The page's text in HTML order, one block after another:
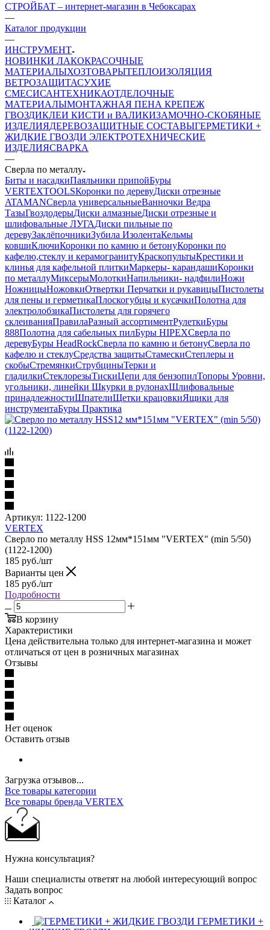
СТРОЙБАТ – интернет-магазин в Чебоксарах
—
Каталог продукции
—
ИНСТРУМЕНТ
НОВИНКИ ЛАКОКРАСОЧНЫЕ
МАТЕРИАЛЫХОЗТОВАРЫТЕПЛОИЗОЛЯЦИЯ
ВЕТРОЗАЩИТАСУХИЕ
СМЕСИСАНТЕХНИКАОТДЕЛОЧНЫЕ
МАТЕРИАЛЫМОНТАЖНАЯ ПЕНА КРЕПЕЖ
ГВОЗДИКЛЕИ КИСТИ и ВАЛИКИЗАМОЧНО-СКОБЯНЫЕ
ИЗДЕЛИЯДЕРЕВОЗАЩИТНЫЕ СОСТАВЫГЕРМЕТИКИ +
ЖИДКИЕ ГВОЗДИ ЭЛЕКТРОТЕХНИЧЕСКИЕ
ИЗДЕЛИЯСВАРКА
—
Сверла по металлу
Биты и насадкиПаяльники припойБуры
VERTEXTOOLSКоронки по деревуДиски отрезные
ATAMANСверла универсальныеВанночки Ведра
ТазыГвоздодерыДиски алмазныеДиски отрезные и
шлифовальные ЛУГАДиски пильные по
деревуЗаклёпочникиЗубила ИзолентаКельмы
ковшиКлючиКоронки по камню и бетонуКоронки по
кафелю,стеклу и керамогранитуКраскопультыКрестики и
клинья для кафельной плиткиМаркеры- карандашиКоронки
по металлуМиксерыМолоткиНапильники- надфилиНожи
НожницыНожовкиОтвертки Перчатки и рукавицыПистолеты
для пены и герметикаПлоскогубцы и кусачкиПолотна для
электролобзикаПистолеты для горячего
склеиванияПравилаРазный ассортиментРулеткиБуры
888Полотна для сабельных пилБуры HIPEXСверла по
деревуБуры HeadRockСверла по камню и бетонуСверла по
кафелю и стеклуСредства защитыСтамескиСтеплеры и
скобыСтремянкиСтрубциныТерки и
гладилкиСтеклорезыТискиЦепи для бензопилТопоры Уровни,
угольники, линейки Шкурки в рулонахШлифовальные
принадлежностиШпателиЩетки крацовкиЯщики для
инструментаБуры Практика
Артикул: 1122-1200
VERTEX
Сверло по металлу HSS 12мм*151мм "VERTEX" (min 5/50)
(1122-1200)
185 руб./шт
Варианты цен
185 руб./шт
Подробности
В корзину
Характеристики
Цена действительна только для интернет-магазина и может
отличаться от цен в розничных магазинах
Отзывы
Нет оценок
Оставить отзыв
Загрузка отзывов...
Все товары категории
Все товары бренда VERTEX
Нужна консультация?
Наши специалисты ответят на любой интересующий вопрос
Задать вопрос
Каталог
ГЕРМЕТИКИ +